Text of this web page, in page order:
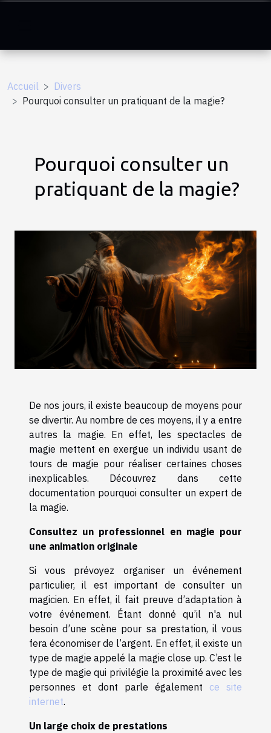
Accueil
Divers
Pourquoi consulter un pratiquant de la magie?
Pourquoi consulter un
pratiquant de la magie?
De nos jours, il existe beaucoup de moyens pour
se divertir. Au nombre de ces moyens, il y a entre
autres la magie. En effet, les spectacles de
magie mettent en exergue un individu usant de
tours de magie pour réaliser certaines choses
inexplicables. Découvrez dans cette
documentation pourquoi consulter un expert de
la magie.
Consultez un professionnel en magie pour
une animation originale
Si vous prévoyez organiser un événement
particulier, il est important de consulter un
magicien. En effet, il fait preuve d’adaptation à
votre événement. Étant donné qu’il n'a nul
besoin d’une scène pour sa prestation, il vous
fera économiser de l’argent. En effet, il existe un
type de magie appelé la magie close up. C’est le
type de magie qui privilégie la proximité avec les
personnes et dont parle également ce site
internet.
Un large choix de prestations